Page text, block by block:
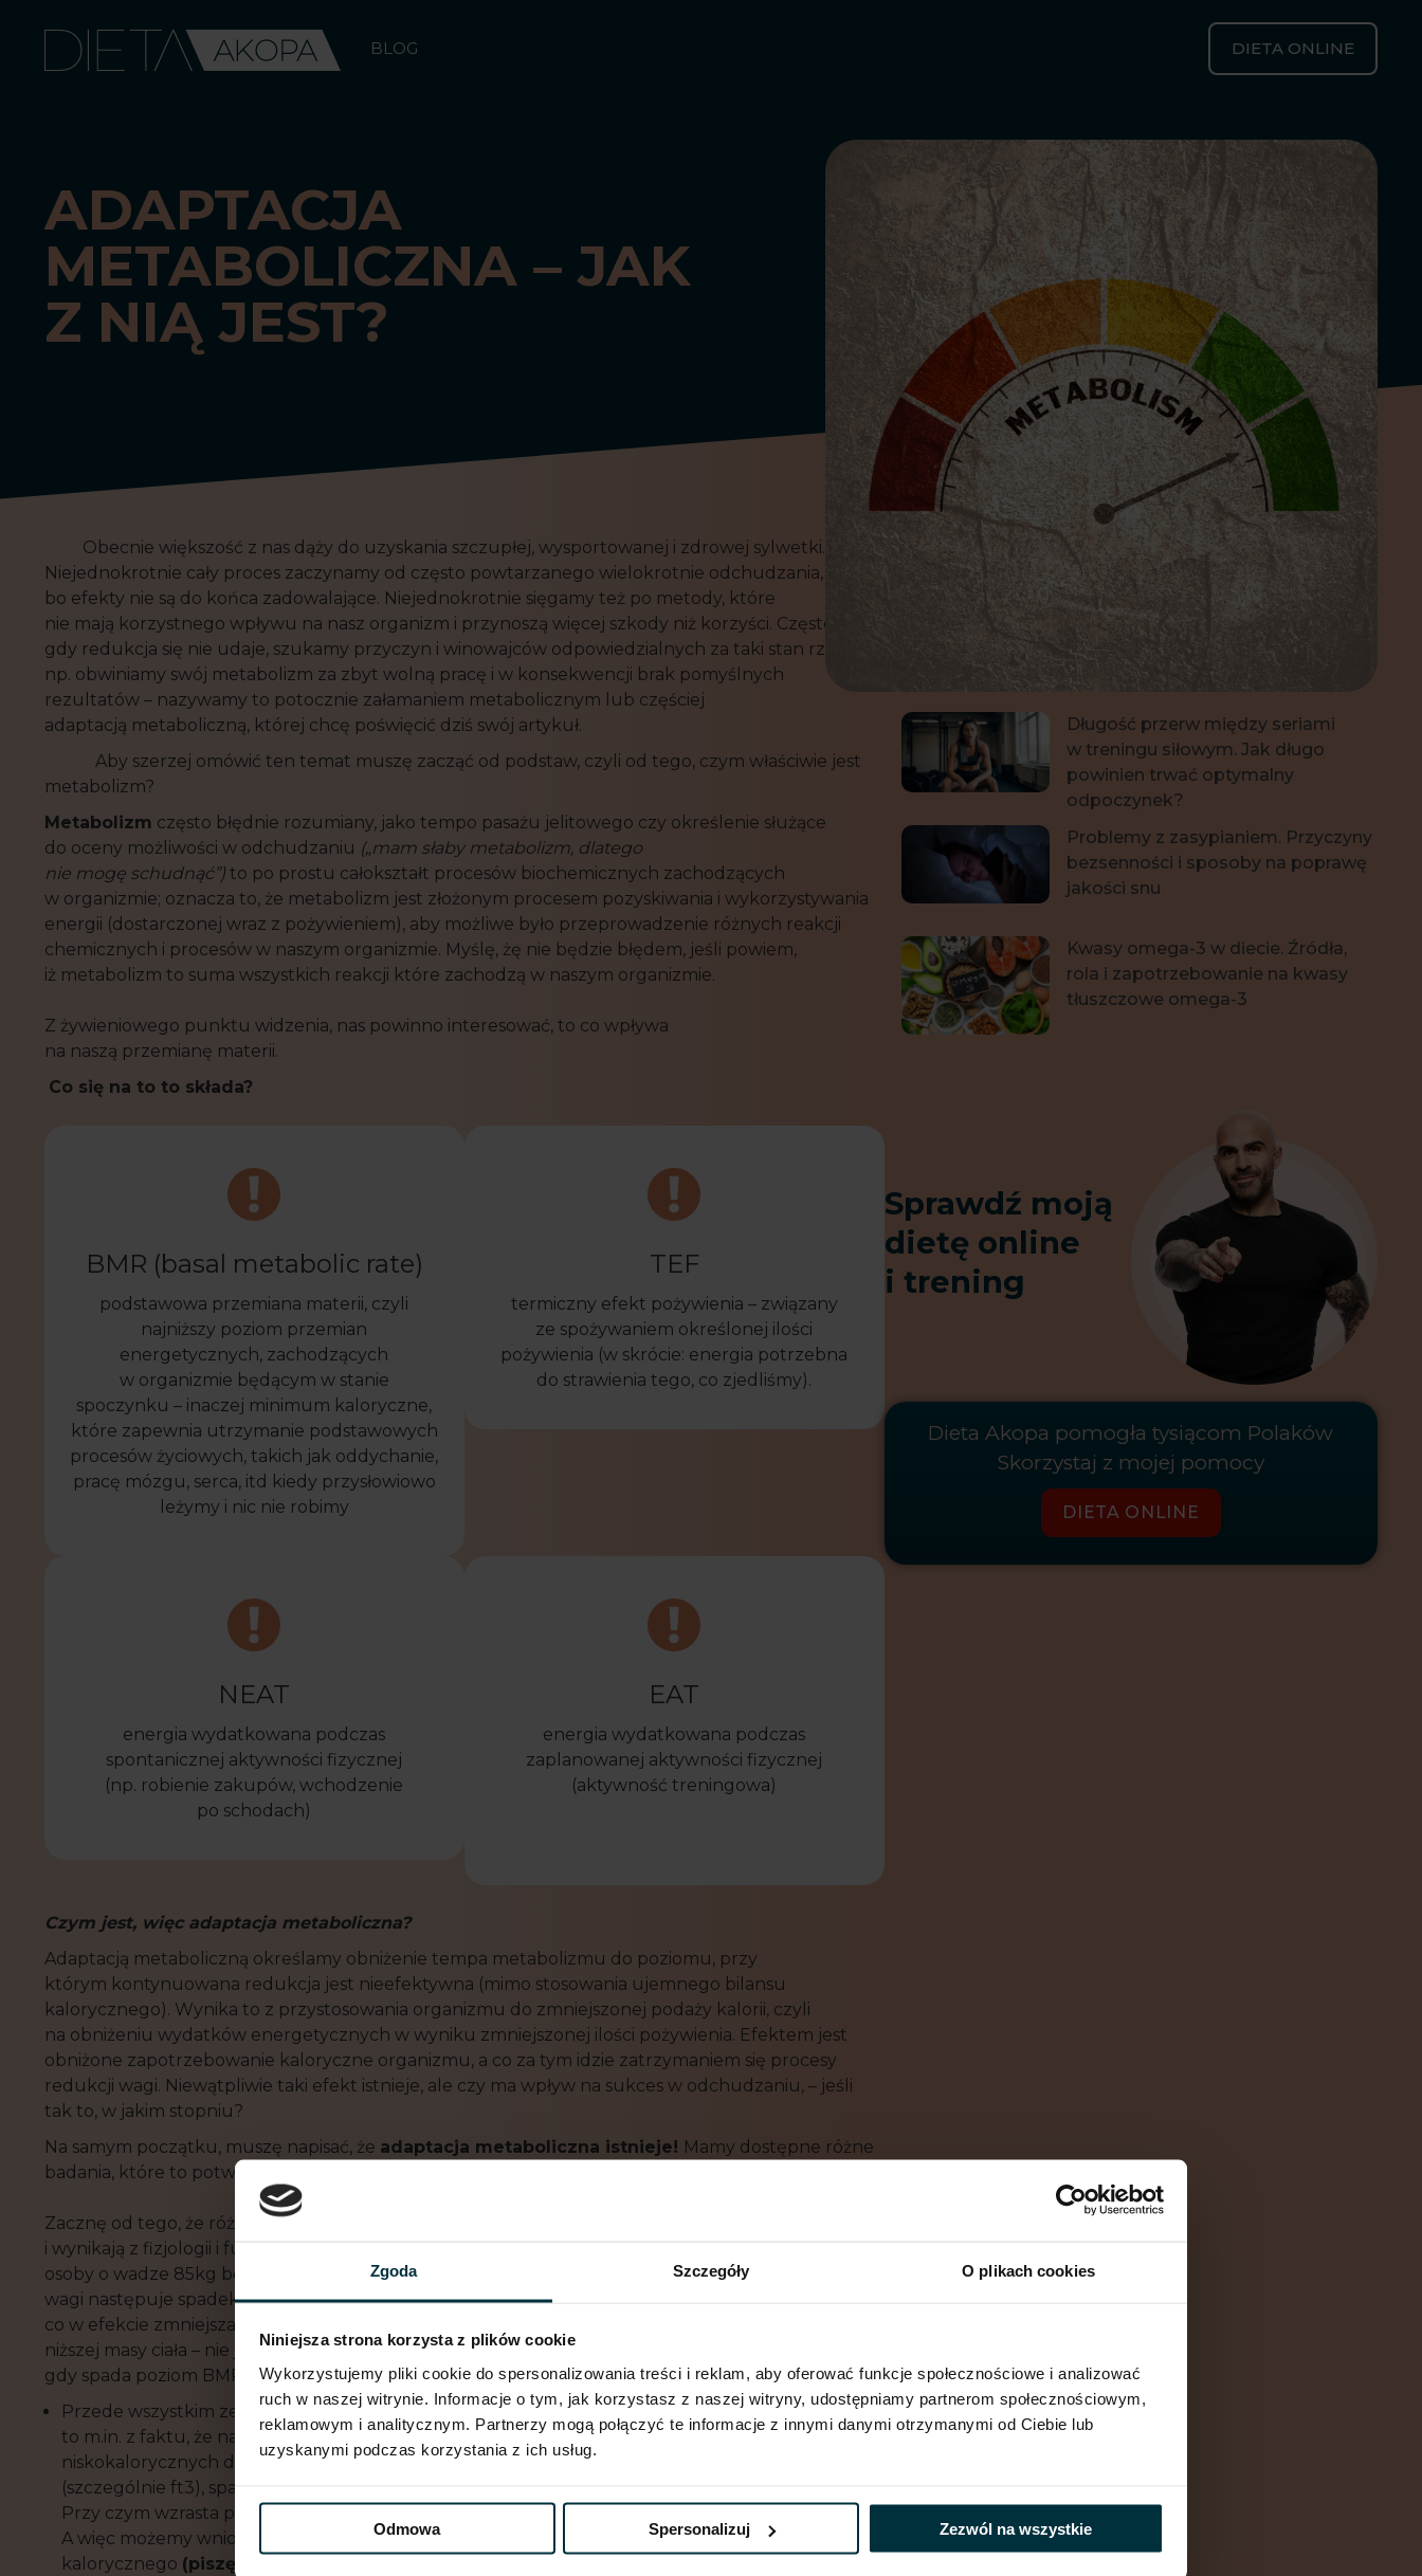
Zgoda Szczegóły O plikach cookies
Niniejsza strona korzysta z plików cookie
Wykorzystujemy pliki cookie do spersonalizowania treści i reklam, aby oferować funkcje społecznościowe i analizować
ruch w naszej witrynie. Informacje o tym, jak korzystasz z naszej witryny, udostępniamy partnerom społecznościowym,
reklamowym i analitycznym. Partnerzy mogą połączyć te informacje z innymi danymi otrzymanymi od Ciebie lub
uzyskanymi podczas korzystania z ich usług.
Odmowa Spersonalizuj Zezwól na wszystkie
BLOG DIETA ONLINE
ADAPTACJA
METABOLICZNA – JAK
Z NIĄ JEST?
Obecnie większość z nas dąży do uzyskania szczupłej, wysportowanej i zdrowej sylwetki.
Niejednokrotnie cały proces zaczynamy od często powtarzanego wielokrotnie odchudzania,
bo efekty nie są do końca zadowalające. Niejednokrotnie sięgamy też po metody, które
nie mają korzystnego wpływu na nasz organizm i przynoszą więcej szkody niż korzyści. Często,
gdy redukcja się nie udaje, szukamy przyczyn i winowajców odpowiedzialnych za taki stan rzeczy,
np. obwiniamy swój metabolizm za zbyt wolną pracę i w konsekwencji brak pomyślnych
rezultatów – nazywamy to potocznie załamaniem metabolicznym lub częściej
adaptacją metaboliczną, której chcę poświęcić dziś swój artykuł.
Aby szerzej omówić ten temat muszę zacząć od podstaw, czyli od tego, czym właściwie jest
metabolizm?
Metabolizm często błędnie rozumiany, jako tempo pasażu jelitowego czy określenie służące
do oceny możliwości w odchudzaniu („mam słaby metabolizm, dlatego
nie mogę schudnąć”) to po prostu całokształt procesów biochemicznych zachodzących
w organizmie; oznacza to, że metabolizm jest złożonym procesem pozyskiwania i wykorzystywania
energii (dostarczonej wraz z pożywieniem), aby możliwe było przeprowadzenie różnych reakcji
chemicznych i procesów w naszym organizmie. Myślę, żę nie będzie błędem, jeśli powiem,
iż metabolizm to suma wszystkich reakcji które zachodzą w naszym organizmie.
Z żywieniowego punktu widzenia, nas powinno interesować, to co wpływa
na naszą przemianę materii.
Co się na to to składa?
BMR (basal metabolic rate)
podstawowa przemiana materii, czyli
najniższy poziom przemian
energetycznych, zachodzących
w organizmie będącym w stanie
spoczynku – inaczej minimum kaloryczne,
które zapewnia utrzymanie podstawowych
procesów życiowych, takich jak oddychanie,
pracę mózgu, serca, itd kiedy przysłowiowo
leżymy i nic nie robimy
TEF
termiczny efekt pożywienia – związany
ze spożywaniem określonej ilości
pożywienia (w skrócie: energia potrzebna
do strawienia tego, co zjedliśmy).
NEAT
energia wydatkowana podczas
spontanicznej aktywności fizycznej
(np. robienie zakupów, wchodzenie
po schodach)
EAT
energia wydatkowana podczas
zaplanowanej aktywności fizycznej
(aktywność treningowa)
Czym jest, więc adaptacja metaboliczna?
Adaptacją metaboliczną określamy obniżenie tempa metabolizmu do poziomu, przy
którym kontynuowana redukcja jest nieefektywna (mimo stosowania ujemnego bilansu
kalorycznego). Wynika to z przystosowania organizmu do zmniejszonej podaży kalorii, czyli
na obniżeniu wydatków energetycznych w wyniku zmniejszonej ilości pożywienia. Efektem jest
obniżone zapotrzebowanie kaloryczne organizmu, a co za tym idzie zatrzymaniem się procesy
redukcji wagi. Niewątpliwie taki efekt istnieje, ale czy ma wpływ na sukces w odchudzaniu, – jeśli
tak to, w jakim stopniu?
Na samym początku, muszę napisać, że adaptacja metaboliczna istnieje! Mamy dostępne różne
badania, które to potwierdzają. Lecz by dojść do wniosku, muszę Wam wszystko opisać po kolei :)
Zacznę od tego, że różnice w poziomie BMR (PPM) są absolutnie normalnym zjawiskiem
i wynikają z fizjologii i funkcjonowania naszego organizmu. To dość logiczne, że zapotrzebowanie
osoby o wadze 85kg będzie wyższe niżwtedy, gdy schudnie do wartości 60kg. Podczas redukcji
wagi następuje spadek poziomu tkanki tłuszczowej, ale także pewien procent tkanki mięśniowej,
co w efekcie zmniejsza zapotrzebowanie kaloryczne danej osoby. Jest to normalna konsekwencja
niższej masy ciała – nie jest to wówczas adaptacja metaboliczna. Adaptacja pojawia się wtedy,
gdy spada poziom BMR, ale nie jest to wynik spadku masy ciała. A więc, z czego wynika adaptacja??
Przede wszystkim ze zmian zachodzących w aktywności gospodarki hormonalnej
(wynika
to m.in. z faktu, że nasza tkanka tłuszczowa ma funkcje endokrynne) czy wpływu
niskokalorycznych diet. Między innymi dochodzi do spadku poziomu hormonów tarczycowych
(szczególnie ft3), spadku poziomu leptyny (tzw. hormonu sytości), insuliny oraz testosteronu.
Przy czym wzrasta poziom kortyzolu (hormonu stresu) oraz greliny, (czyli hormonu głodu).
A więc możemy wnioskować, że czasowe stosowanie deficytu
kalorycznego (piszę tu o głębokim deficycie)
Więcej wpisów
Jak morsowanie wpływa
na zdrowie? Zalety i korzyści kąpieli
w zimnej wodzie
Długość przerw między seriami
w treningu siłowym. Jak długo
powinien trwać optymalny
odpoczynek?
Problemy z zasypianiem. Przyczyny
bezsenności i sposoby na poprawę
jakości snu
Kwasy omega-3 w diecie. Źródła,
rola i zapotrzebowanie na kwasy
tłuszczowe omega-3
Sprawdź moją
dietę online
i trening
Dieta Akopa pomogła tysiącom Polaków
Skorzystaj z mojej pomocy
DIETA ONLINE